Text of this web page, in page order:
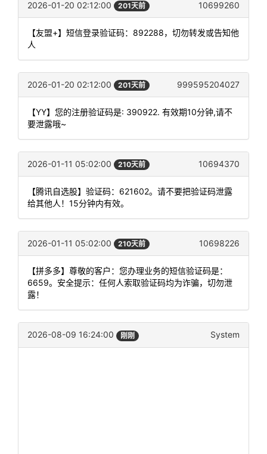
2026-01-20 02:12:00 201天前 10699260
【友盟+】短信登录验证码：892288，切勿转发或告知他
人
2026-01-20 02:12:00 201天前 999595204027
【YY】您的注册验证码是: 390922. 有效期10分钟,请不
要泄露哦~
2026-01-11 05:02:00 210天前 10694370
【腾讯自选股】验证码：621602。请不要把验证码泄露
给其他人！15分钟内有效。
2026-01-11 05:02:00 210天前 10698226
【拼多多】尊敬的客户：您办理业务的短信验证码是：
6659。安全提示：任何人索取验证码均为诈骗，切勿泄
露！
2026-08-09 16:24:00 刚刚 System